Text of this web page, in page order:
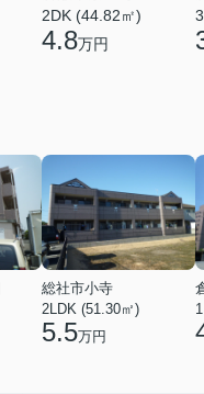
2DK (44.82㎡)
4.8万円
総社市小寺
2LDK (51.30㎡)
5.5万円